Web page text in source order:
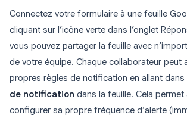
Connectez votre formulaire à une feuille
cliquant sur l’icône verte dans l’onglet
vous pouvez partager la feuille avec
de votre équipe. Chaque collaborateur peut
propres règles de notification en allant dans
de notification dans la feuille. Cela permet
configurer sa propre fréquence d’alerte